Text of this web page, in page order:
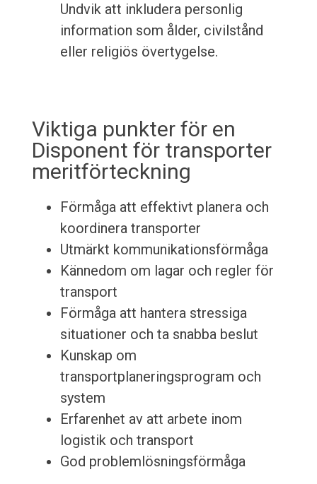
Undvik att inkludera personlig
information som ålder, civilstånd
eller religiös övertygelse.
Viktiga punkter för en
Disponent för transporter
meritförteckning
Förmåga att effektivt planera och
koordinera transporter
Utmärkt kommunikationsförmåga
Kännedom om lagar och regler för
transport
Förmåga att hantera stressiga
situationer och ta snabba beslut
Kunskap om
transportplaneringsprogram och
system
Erfarenhet av att arbete inom
logistik och transport
God problemlösningsförmåga